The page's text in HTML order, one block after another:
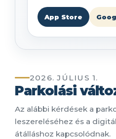
App Store
2026. JÚLIUS 1.
Parkolási
Az alábbi kérdések a
leszereléséhez és a
átálláshoz kapcsolódnak.